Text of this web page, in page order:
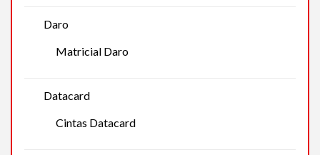
Daro
Matricial Daro
Datacard
Cintas Datacard